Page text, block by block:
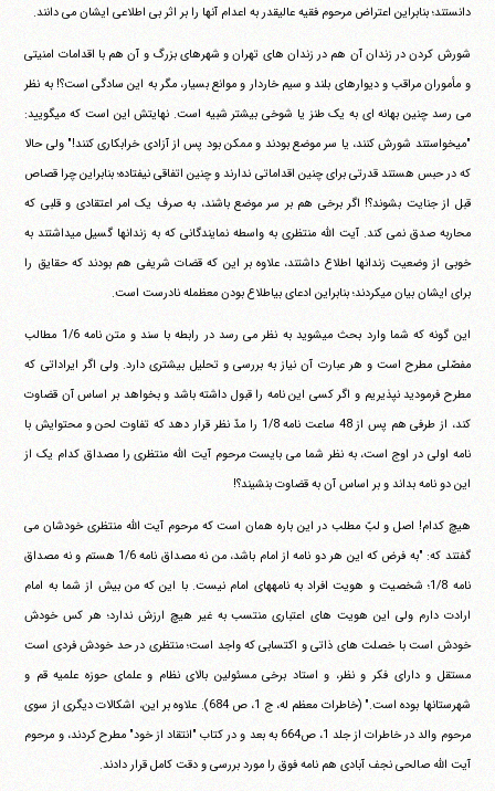
دانستند؛ بنابراین اعتراض مرحوم فقیه عالیقدر به اعدام آنها را بر اثر بی اطلاعی ایشان می دانند.
شورش کردن در زندان آن هم در زندان های تهران و شهرهای بزرگ و آن هم با اقدامات امنیتی
و مأموران مراقب و دیوارهای بلند و سیم خاردار و موانع بسیار، مگر به این سادگی است؟! به نظر
می رسد چنین بهانه ای به یک طنز یا شوخی بیشتر شبیه است. نهایتش این است که میگویید:
"میخواستند شورش کنند، یا سر موضع بودند و ممکن بود پس از آزادی خرابکاری کنند!" ولی حالا
که در حبس هستند قدرتی برای چنین اقداماتی ندارند و چنین اتفاقی نیفتاده؛ بنابراین چرا قصاص
قبل از جنایت بشوند؟! اگر برخی هم بر سر موضع باشند، به صرف یک امر اعتقادی و قلبی که
محاربه صدق نمی کند. آیت الله منتظری به واسطه نمایندگانی که به زندانها گسیل میداشتند به
خوبی از وضعیت زندانها اطلاع داشتند، علاوه بر این که قضات شریفی هم بودند که حقایق را
برای ایشان بیان میکردند؛ بنابراین ادعای بیاطلاع بودن معظمله نادرست است.
این گونه که شما وارد بحث میشوید به نظر می رسد در رابطه با سند و متن نامه 1/6 مطالب
مفصّلی مطرح است و هر عبارت آن نیاز به بررسی و تحلیل بیشتری دارد. ولی اگر ایراداتی که
مطرح فرمودید نپذیریم و اگر کسی این نامه را قبول داشته باشد و بخواهد بر اساس آن قضاوت
کند، از طرفی هم پس از 48 ساعت نامه 1/8 را مدّ نظر قرار دهد که تفاوت لحن و محتوایش با
نامه اولی در اوج است، به نظر شما می بایست مرحوم آیت الله منتظری را مصداق کدام یک از
این دو نامه بداند و بر اساس آن به قضاوت بنشیند؟!
هیچ کدام! اصل و لبّ مطلب در این باره همان است که مرحوم آیت الله منتظری خودشان می
گفتند که: "به فرض که این هر دو نامه از امام باشد، من نه مصداق نامه 1/6 هستم و نه مصداق
نامه 1/8؛ شخصیت و هویت افراد به نامههای امام نیست. با این که من بیش از شما به امام
ارادت دارم ولی این هویت های اعتباری منتسب به غیر هیچ ارزش ندارد؛ هر کس خودش
خودش است با خصلت های ذاتی و اکتسابی که واجد است؛ منتظری در حد خودش فردی است
مستقل و دارای فکر و نظر، و استاد برخی مسئولین بالای نظام و علمای حوزه علمیه قم و
شهرستانها بوده است." (خاطرات معظم له، ج 1، ص 684). علاوه بر این، اشکالات دیگری از سوی
مرحوم والد در خاطرات از جلد 1، ص664 به بعد و در کتاب "انتقاد از خود" مطرح کردند، و مرحوم
آیت الله صالحی نجف آبادی هم نامه فوق را مورد بررسی و دقت کامل قرار دادند.